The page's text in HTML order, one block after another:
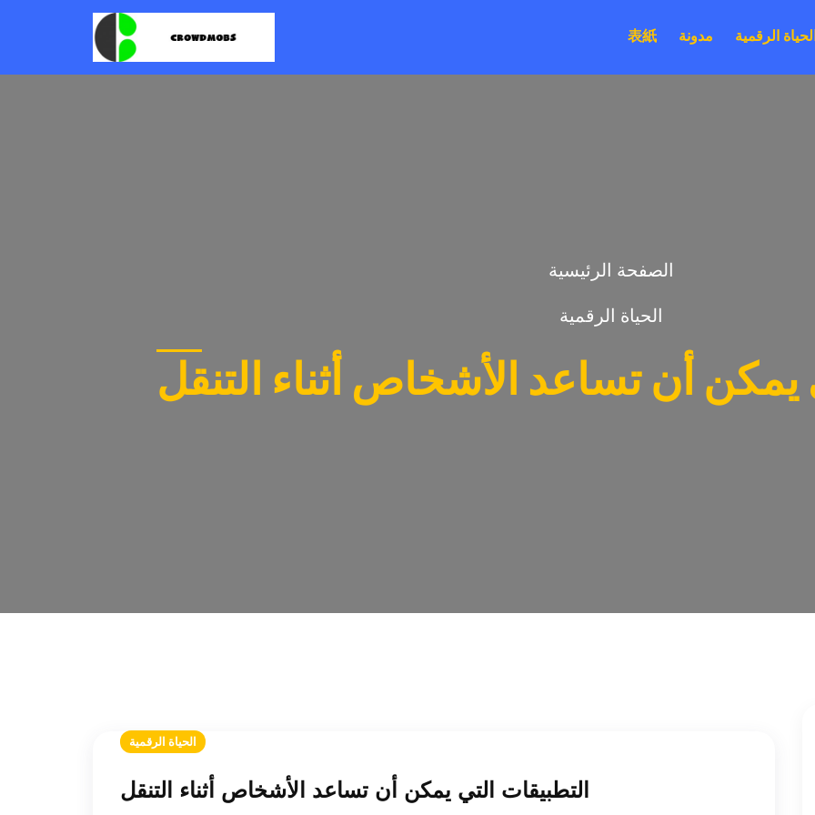
表紙 مدونة الرقمية
الصفحة الرئيسية
الحياة الرقمية
يمكن أن تساعد الأشخاص أثناء التنقل
الحياة الرقمية
التطبيقات التي يمكن أن تساعد الأشخاص أثناء التنقل